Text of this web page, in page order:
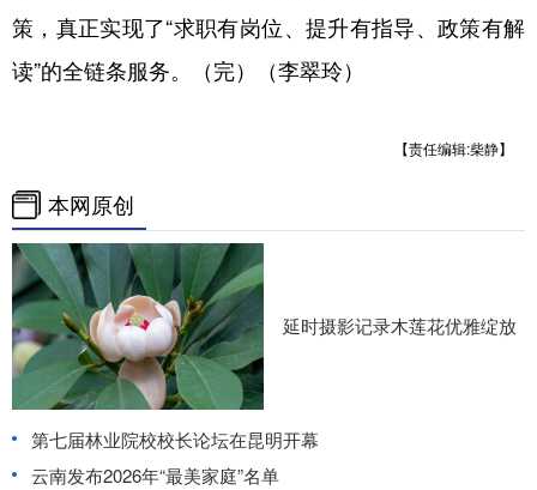
策，真正实现了“求职有岗位、提升有指导、政策有解
读”的全链条服务。（完）（李翠玲）
【责任编辑:柴静】
本网原创
延时摄影记录木莲花优雅绽放
第七届林业院校校长论坛在昆明开幕
云南发布2026年“最美家庭”名单